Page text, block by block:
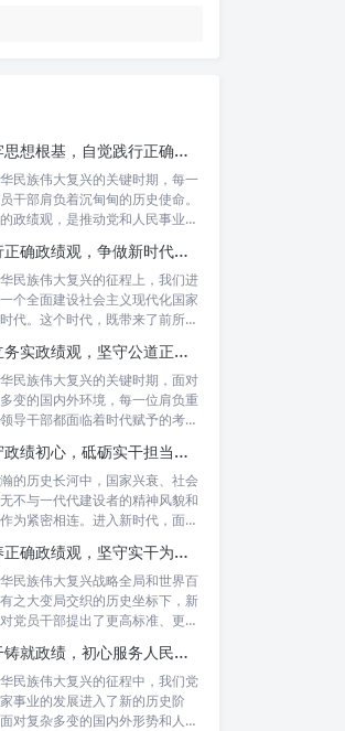
筑牢思想根基，自觉践行正确政绩观：新时代党员干部的价值指引
民族伟大复兴的关键时期，每一
干部肩负着沉甸甸的历史使命。
政绩观，是推动党和人民事业发
践行正确政绩观，争做新时代合格公职人员：新征程的使命与担当
民族伟大复兴的征程上，我们进
个全面建设社会主义现代化国家
代。这个时代，既带来了前所未
树立务实政绩观，坚守公道正派底线：新时代领导干部高质量发展指南
民族伟大复兴的关键时期，面对
变的国内外环境，每一位肩负重
导干部都面临着时代赋予的考验
坚守政绩初心，砥砺实干担当：新时代高质量发展的精神坐标
的历史长河中，国家兴衰、社会
不与一代代建设者的精神风貌和
为紧密相连。进入新时代，面对
涵养正确政绩观，坚守实干为民情怀：新时代党员干部的责任与担当
民族伟大复兴战略全局和世界百
之大变局交织的历史坐标下，新
党员干部提出了更高标准、更严
实干铸就政绩，初心服务人民：新时代干部担当作为的实践指南
民族伟大复兴的征程中，我们党
事业的发展进入了新的历史阶
对复杂多变的国内外形势和人民